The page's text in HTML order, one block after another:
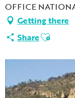
OFFICE
Getting there
ShareAjouter